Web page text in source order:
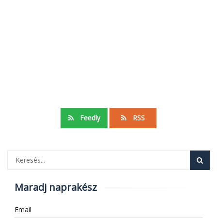
Feedly RSS
Maradj naprakész
Email